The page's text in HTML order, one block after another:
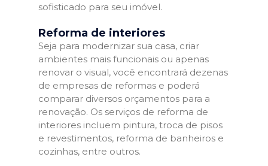
sofisticado para seu imóvel.
Reforma de interiores
Seja para modernizar sua casa, criar
ambientes mais funcionais ou apenas
renovar o visual, você encontrará dezenas
de empresas de reformas e poderá
comparar diversos orçamentos para a
renovação. Os serviços de reforma de
interiores incluem pintura, troca de pisos
e revestimentos, reforma de banheiros e
cozinhas, entre outros.